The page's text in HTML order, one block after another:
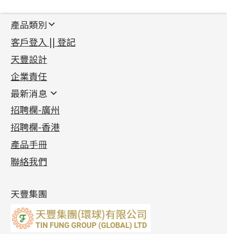
產品類別
新產品
足金系列
足金配件
機織鏈系列
珠仔鏈
镶口链
管狀網鏈
十字車花鏈系列
十字閃O鏈系列
十字錘打鏈系列
側身車花鏈系列
側身鏈系列
雙十字鏈系列
水波鏈系列
蛇骨鏈系列
鏈尾系列
首飾配件
耳環類配件
卷迫系列
螺絲迫系列
梅花迫系列
平臺迫系列
綫拍系列
美拍系列
耳環扣系列
耳綫/耳鈎系列
耳環爪頭
耳環
鏈類配件
動感車花吊墜
調節珠系列
生圈扣系列
龍蝦扣系列
鴨俐制系列
字母吊墜
相盒吊墜
項鏈吊墜
生肖吊墜
其他類配件
珠盤系列
袖口鈕系列
焊片及鐳射綫
空心車花管
珠類配件
無孔光身珠
空心光身珠
無孔批花珠
鑲口類
四爪頭系列
六爪頭系列
車花片
動感車花片
鑲口戒指
鑲口手鏈系列
首飾系列
手镯系列
戒指系列
空心耳環
空心车花管首饰链
空心手鐲系列
貴金屬原料
千足金
記憶金屬系列
記憶戒指
拉簧珠珠手鏈
記憶鈦手鐲
客戶登入 || 登記
天豐設計
企業責任
最新消息
最新消息
各項證書(2)
相片集(9)
展覽會資訊
最新產品資訊
招聘欄-廣州
招聘欄-香港
產品手冊
聯絡我們
天豐集團